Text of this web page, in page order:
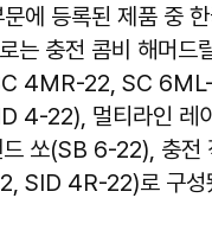
에 등록된 제품 중
는 충전 콤비 해머
4MR-22, SC
4-22), 멀티라인
쏘(SB 6-22), 충전
SID 4R-22)로 구성